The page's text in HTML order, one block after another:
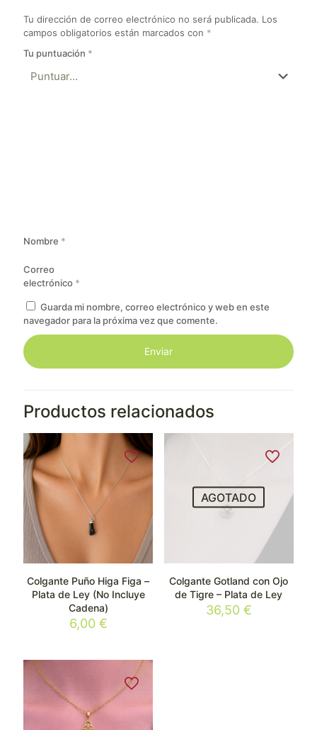
Tu dirección de correo electrónico no será publicada. Los
campos obligatorios están marcados con *
Tu puntuación *
Nombre *
Correo
electrónico *
Guarda mi nombre, correo electrónico y web en este
navegador para la próxima vez que comente.
Productos relacionados
Colgante Puño Higa Figa –
Plata de Ley (No Incluye
Cadena)
6,00 €
AGOTADO
Colgante Gotland con Ojo
de Tigre – Plata de Ley
36,50 €